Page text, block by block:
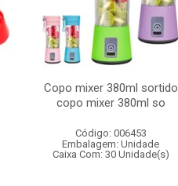
Copo mixer 380ml sortido
copo mixer 380ml so
Código: 006453
Embalagem: Unidade
Caixa Com: 30 Unidade(s)